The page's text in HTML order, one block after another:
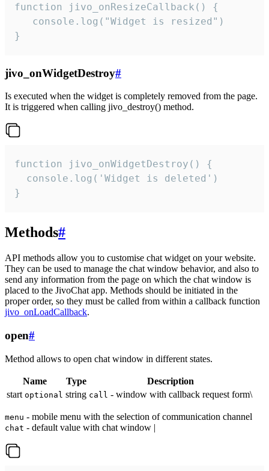
function jivo_onResizeCallback() {
   console.log("Widget is resized")
}
jivo_onWidgetDestroy#
Is executed when the widget is completely removed from the page.
It is triggered when calling jivo_destroy() method.
function jivo_onWidgetDestroy() {
  console.log('Widget is deleted')
}
Methods#
API methods allow you to customise chat widget on your website.
They can be used to manage the chat window behavior, and also to
send any information from the page on which the chat window is
placed to the JivoChat app. Methods should be initiated in the
proper order, so they must be called from within a callback function
jivo_onLoadCallback.
open#
Method allows to open chat window in different states.
Name Type
Description
start optional string call - window with callback request form\
menu - mobile menu with the selection of communication channel
chat - default value with chat window |